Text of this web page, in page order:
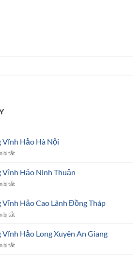
Hảo Hà Nội
bị tắtở
khoáng
Vĩnh
Hảo
Nội
Hảo Ninh Thuận
bị tắtở
khoáng
Vĩnh
Hảo
Thuận
Hảo Cao Lãnh Đồng Tháp
bị tắtở
khoáng
Vĩnh
Hảo
Hảo Long Xuyên An Giang
bị tắtở